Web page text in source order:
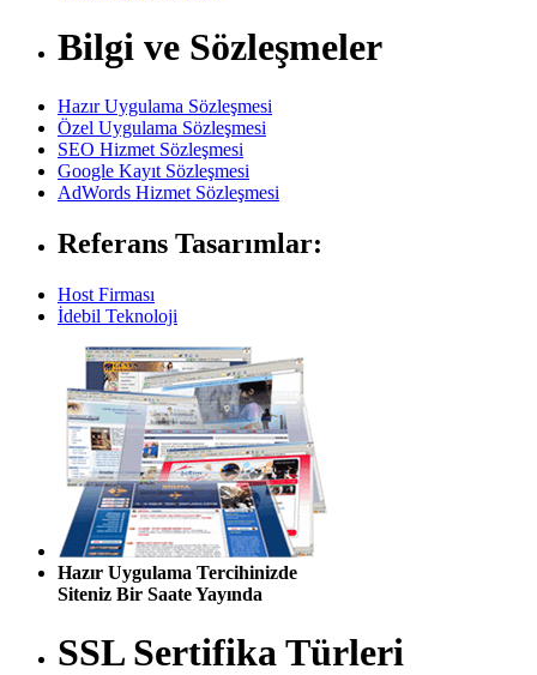
Bilgi ve Sözleşmeler
Hazır Uygulama Sözleşmesi
Özel Uygulama Sözleşmesi
SEO Hizmet Sözleşmesi
Google Kayıt Sözleşmesi
AdWords Hizmet Sözleşmesi
Referans Tasarımlar:
Host Firması
İdebil Teknoloji
Hazır Uygulama Tercihinizde
Siteniz Bir Saate Yayında
SSL Sertifika Türleri